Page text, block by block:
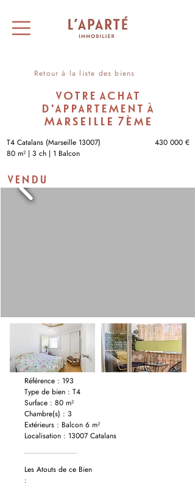
Retour à la liste des biens
VOTRE ACHAT
D'APPARTEMENT À
Marseille 7ème
T4 Catalans (Marseille 13007)
80 m² | 3 ch | 1 Balcon
430 000 €
VENDU
Référence : 193
Type de bien : T4
Surface : 80 m²
Chambre(s) : 3
Extérieurs : Balcon 6 m²
Localisation : 13007 Catalans
Les Atouts de ce Bien
: